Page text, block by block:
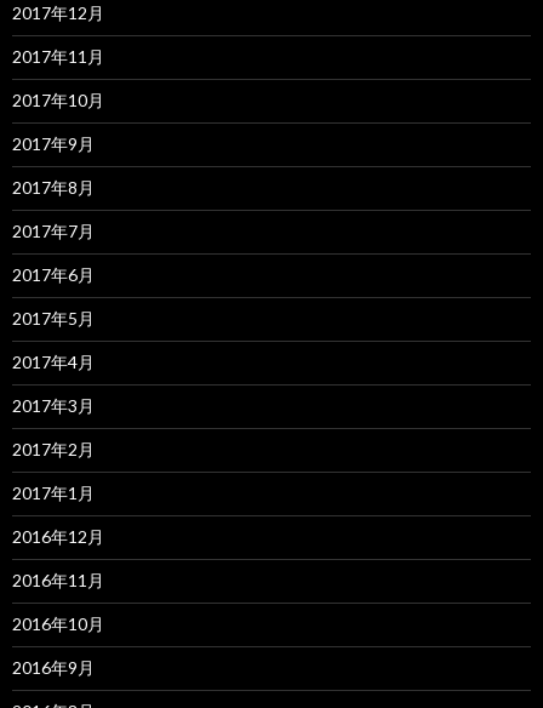
2017年12月
2017年11月
2017年10月
2017年9月
2017年8月
2017年7月
2017年6月
2017年5月
2017年4月
2017年3月
2017年2月
2017年1月
2016年12月
2016年11月
2016年10月
2016年9月